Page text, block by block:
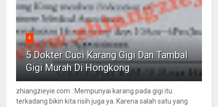
4
5 Dokter Cuci Karang Gigi Dan Tambal
Gigi Murah Di Hongkong
zhiangzieyie.com : Mempunyai karang pada gigi itu
terkadang bikin kita risih juga ya. Karena salah satu yang